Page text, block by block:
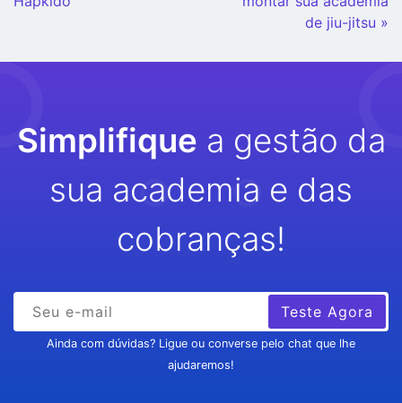
de jiu-jitsu »
Simplifique a gestão da
sua academia e das
cobranças!
Teste Agora
Ainda com dúvidas? Ligue ou converse pelo chat que lhe
ajudaremos!